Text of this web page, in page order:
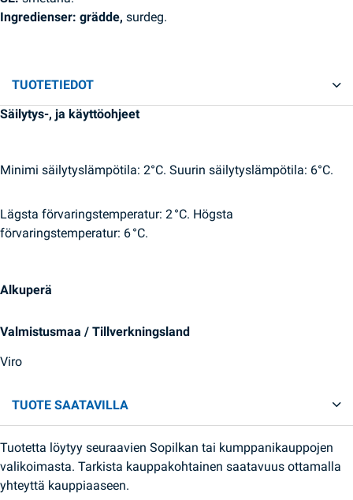
Ingredienser: grädde, surdeg.
TUOTETIEDOT
Säilytys-, ja käyttöohjeet
Minimi säilytyslämpötila: 2°C. Suurin säilytyslämpötila: 6°C.
Lägsta förvaringstemperatur: 2 °C. Högsta
förvaringstemperatur: 6 °C.
Alkuperä
Valmistusmaa / Tillverkningsland
Viro
TUOTE SAATAVILLA
Tuotetta löytyy seuraavien Sopilkan tai kumppanikauppojen
valikoimasta. Tarkista kauppakohtainen saatavuus ottamalla
yhteyttä kauppiaaseen.